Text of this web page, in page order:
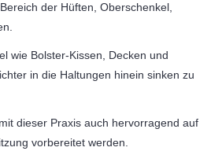
der Hüften, Oberschenkel,
wie Bolster-Kissen, Decken und
in die Haltungen hinein sinken zu
dieser Praxis auch hervorragend auf
vorbereitet werden.